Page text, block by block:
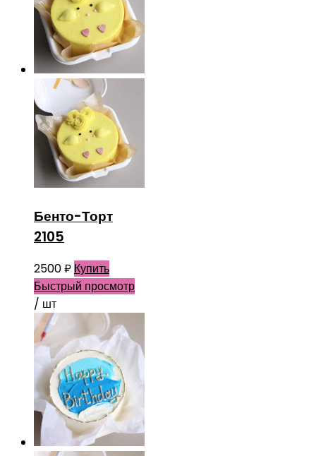
Бенто-Торт
2105
2500₽ Купить
Быстрый просмотр
/ шт